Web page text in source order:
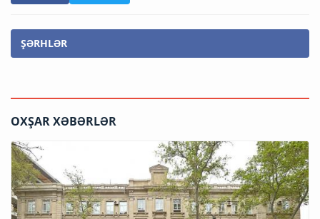
ŞƏRHLƏR
OXŞAR XƏBƏRLƏR